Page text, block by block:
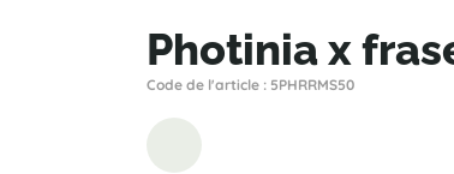
Photinia x
Code de l'article : 5PHRRMS50